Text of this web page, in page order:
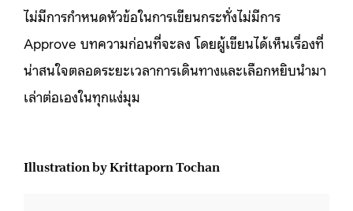
ไม่มีการกำหนดหัวข้อในการเขียนกระทั่งไม่มีการ
Approve บทความก่อนที่จะลง โดยผู้เขียนได้เห็นเรื่องที่
น่าสนใจตลอดระยะเวลาการเดินทางและเลือกหยิบนำมา
เล่าต่อเองในทุกแง่มุม
Illustration by Krittaporn Tochan